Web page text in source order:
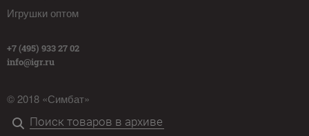
Игрушки оптом
+7 (495) 933 27 02
info@igr.ru
© 2018 «Симбат»